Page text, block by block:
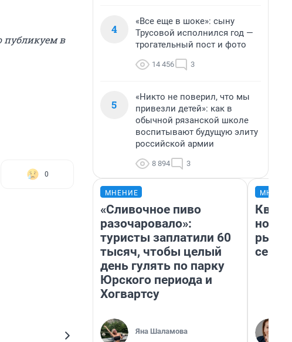
публикуем в
0
4
«Все еще в шоке»: сыну
Трусовой исполнился год —
трогательный пост и фото
14 456 3
5
«Никто не поверил, что мы
привезли детей»: как в
обычной рязанской школе
воспитывают будущую элиту
российской армии
8 894 3
МНЕНИЕ
«Сливочное пиво
разочаровало»:
туристы заплатили 60
тысяч, чтобы целый
день гулять по парку
Юрского периода и
Хогвартсу
Яна Шаламова
но